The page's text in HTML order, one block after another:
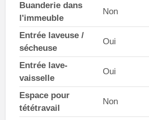
Buanderie dans
l'immeuble
Non
Entrée laveuse /
sécheuse
Oui
Entrée lave-
vaisselle
Oui
Espace pour
tététravail
Non